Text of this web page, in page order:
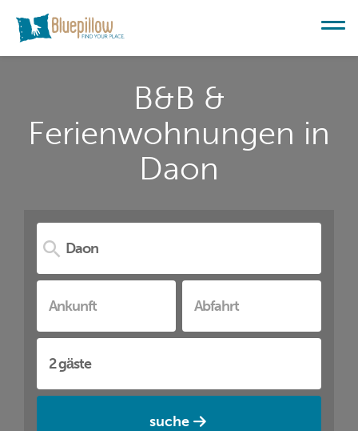
B&B &
Ferienwohnungen in
Daon
suche